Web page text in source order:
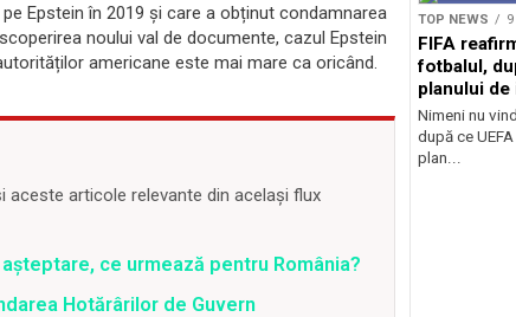
Epstein în 2019 și care a obținut condamnarea
noului val de documente, cazul Epstein
americane este mai mare ca oricând.
articole relevante din același flux
ce urmează pentru România?
Hotărârilor de Guvern
TOP NEWS
FIFA
fotbalul,
planului
Nimeni nu
după ce
plan...